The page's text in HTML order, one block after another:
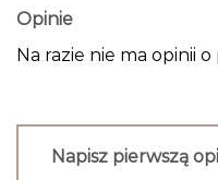
Opinie
Na razie nie ma opinii
Napisz pierwszą